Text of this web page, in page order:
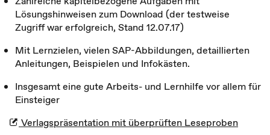
Lösungshinweisen zum Download (der testweise
Zugriff war erfolgreich, Stand 12.07.17)
Mit Lernzielen, vielen SAP-Abbildungen, detaillierten
Anleitungen, Beispielen und Infokästen.
Insgesamt eine gute Arbeits- und Lernhilfe vor allem für
Einsteiger
Verlagspräsentation mit überprüften Leseproben